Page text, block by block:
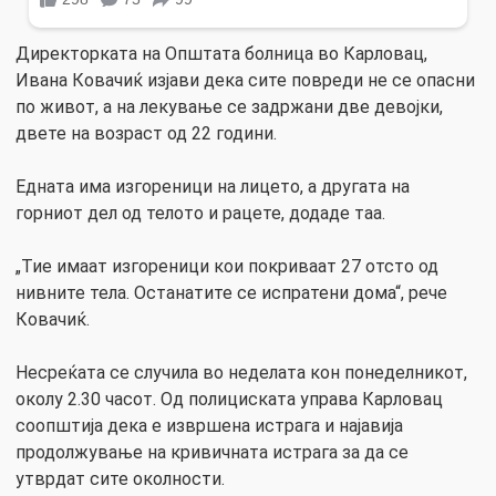
Директорката на Општата болница во Карловац,
Ивана Ковачиќ изјави дека сите повреди не се опасни
по живот, а на лекување се задржани две девојки,
двете на возраст од 22 години.
Едната има изгореници на лицето, а другата на
горниот дел од телото и рацете, додаде таа.
„Тие имаат изгореници кои покриваат 27 отсто од
нивните тела. Останатите се испратени дома“, рече
Ковачиќ.
Несреќата се случила во неделата кон понеделникот,
околу 2.30 часот. Од полициската управа Карловац
соопштија дека е извршена истрага и најавија
продолжување на кривичната истрага за да се
утврдат сите околности.